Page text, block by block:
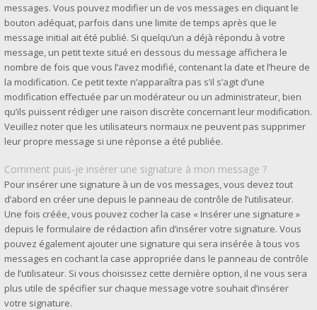
messages. Vous pouvez modifier un de vos messages en cliquant le
bouton adéquat, parfois dans une limite de temps après que le
message initial ait été publié. Si quelqu’un a déjà répondu à votre
message, un petit texte situé en dessous du message affichera le
nombre de fois que vous l’avez modifié, contenant la date et l’heure de
la modification. Ce petit texte n’apparaîtra pas s’il s’agit d’une
modification effectuée par un modérateur ou un administrateur, bien
qu’ils puissent rédiger une raison discrète concernant leur modification.
Veuillez noter que les utilisateurs normaux ne peuvent pas supprimer
leur propre message si une réponse a été publiée.
Comment puis-je insérer une signature à mon message ?
Pour insérer une signature à un de vos messages, vous devez tout
d’abord en créer une depuis le panneau de contrôle de l’utilisateur.
Une fois créée, vous pouvez cocher la case « Insérer une signature »
depuis le formulaire de rédaction afin d’insérer votre signature. Vous
pouvez également ajouter une signature qui sera insérée à tous vos
messages en cochant la case appropriée dans le panneau de contrôle
de l’utilisateur. Si vous choisissez cette dernière option, il ne vous sera
plus utile de spécifier sur chaque message votre souhait d’insérer
votre signature.